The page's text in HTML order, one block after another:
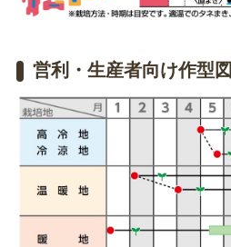
営利・生産者向け作型図